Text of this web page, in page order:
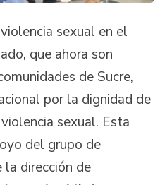
sexual en el
que ahora son
de Sucre,
por la dignidad de
sexual. Esta
del grupo de
dirección de